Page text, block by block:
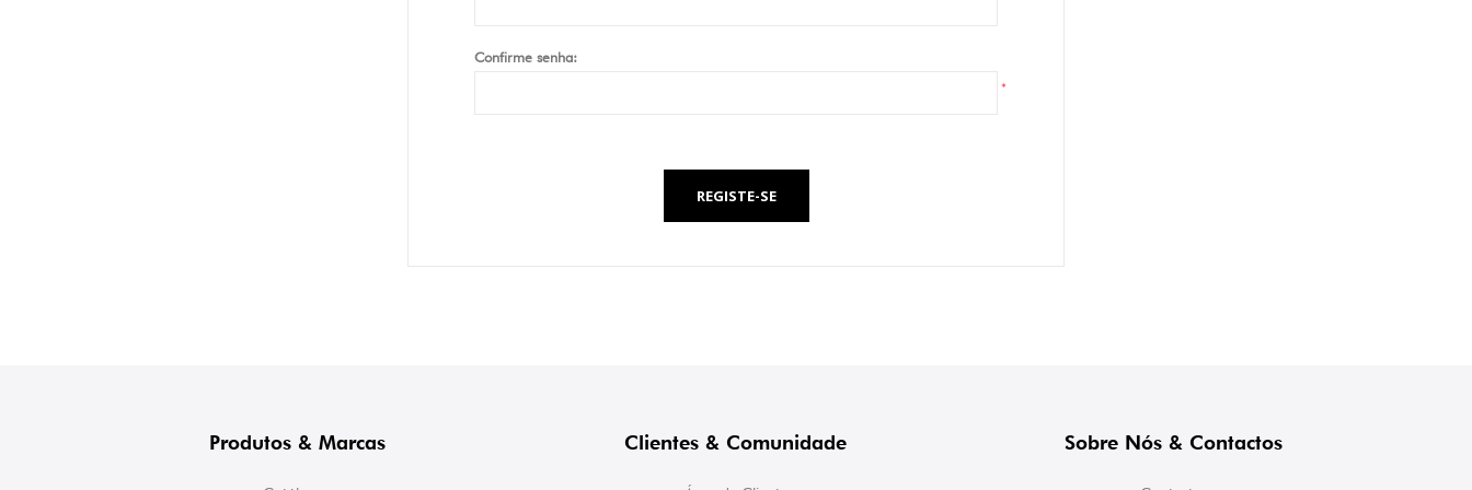
Confirme senha:
*
REGISTE-SE
Produtos & Marcas Clientes & Comunidade Sobre Nós & Contactos